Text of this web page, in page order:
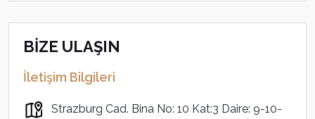
BİZE ULAŞIN
İletişim Bilgileri
Strazburg Cad. Bina No: 10 Kat:3 Daire: 9-10-